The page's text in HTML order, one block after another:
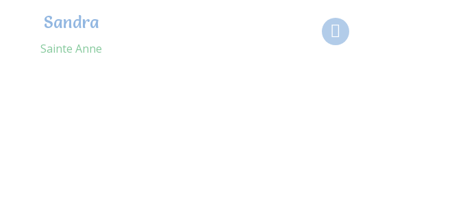
Sandra
Sainte Anne